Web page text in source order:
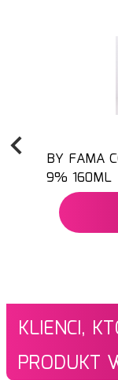
BY FAMA
9% 160ML
KLIENCI,
PRODUKT